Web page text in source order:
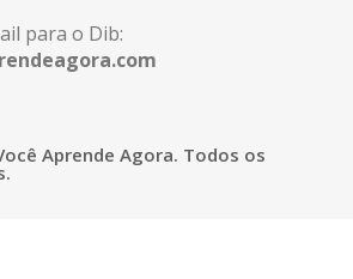
para o Dib:
Aprende Agora. Todos os